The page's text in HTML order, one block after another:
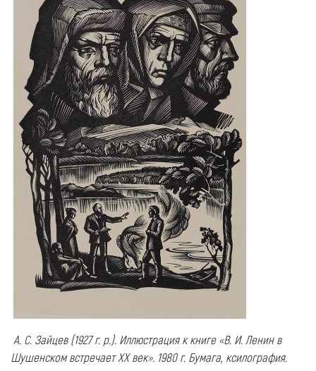
А. С. Зайцев (1927 г. р.). Иллюстрация к книге «В. И. Ленин в
Шушенском встречает ХХ век». 1980 г. Бумага, ксилография.